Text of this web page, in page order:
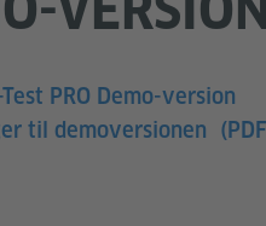
PRO Demo-version
til demoversionen